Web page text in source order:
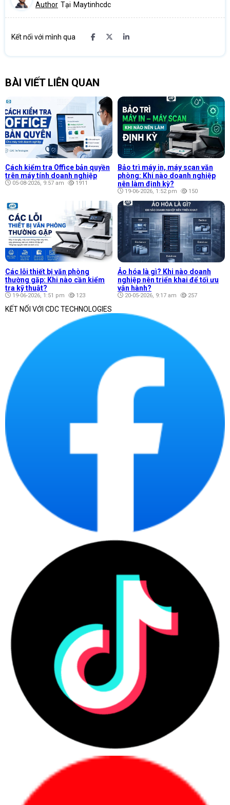
Author Tại Maytinhcdc
Kết nối với mình qua
BÀI VIẾT LIÊN QUAN
Cách kiểm tra Office bản quyền
trên máy tính doanh nghiệp
05-08-2026, 9:57 am 1911
Bảo trì máy in, máy scan văn
phòng: Khi nào doanh nghiệp
nên làm định kỳ?
19-06-2026, 1:52 pm 150
Các lỗi thiết bị văn phòng
thường gặp: Khi nào cần kiểm
tra kỹ thuật?
19-06-2026, 1:51 pm 123
Ảo hóa là gì? Khi nào doanh
nghiệp nên triển khai để tối ưu
vận hành?
20-05-2026, 9:17 am 257
KẾT NỐI VỚI CDC TECHNOLOGIES